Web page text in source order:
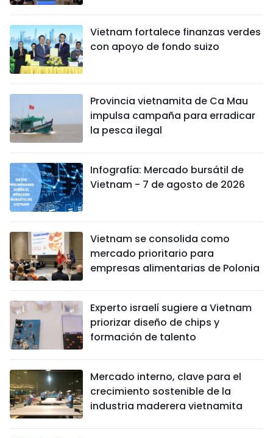
Vietnam fortalece finanzas verdes
con apoyo de fondo suizo
Provincia vietnamita de Ca Mau
impulsa campaña para erradicar
la pesca ilegal
Infografía: Mercado bursátil de
Vietnam - 7 de agosto de 2026
Vietnam se consolida como
mercado prioritario para
empresas alimentarias de Polonia
Experto israelí sugiere a Vietnam
priorizar diseño de chips y
formación de talento
Mercado interno, clave para el
crecimiento sostenible de la
industria maderera vietnamita